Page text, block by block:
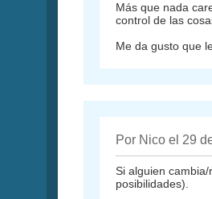
Más que nada
control de las
Me da gusto que
Por Nico el 29
Si alguien
posibilidades).